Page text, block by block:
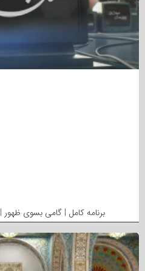
برنامه کامل | گامی بسوی ظهور | ۱۴۰۵.۴.۲۶ | استاد کلباسی